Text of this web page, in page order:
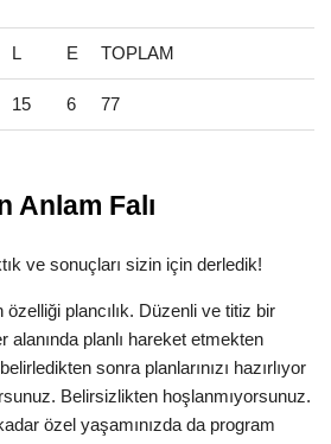
L E TOPLAM
15 6 77
Anlam Falı
ve sonuçları sizin için derledik!
plancılık. Düzenli ve titiz bir
alanında planlı hareket etmekten
sonra planlarınızı hazırlıyor
Belirsizlikten hoşlanmıyorsunuz.
özel yaşamınızda da program